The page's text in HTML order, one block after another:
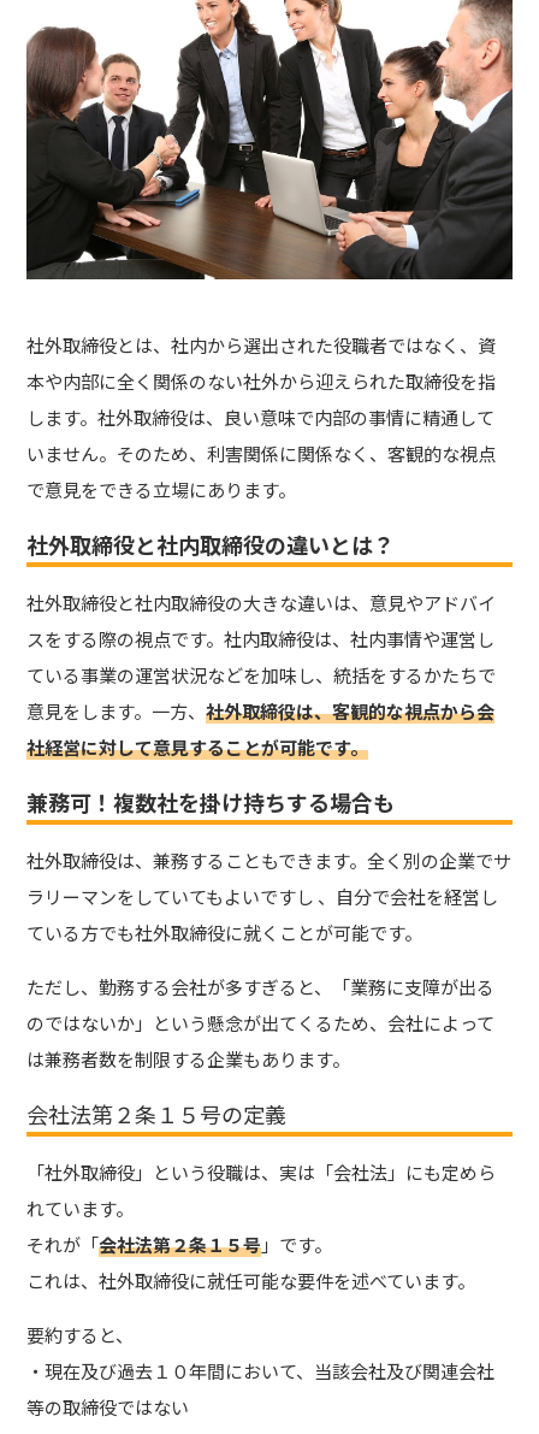
社外取締役とは、社内から選出された役職者ではなく、資
本や内部に全く関係のない社外から迎えられた取締役を指
します。社外取締役は、良い意味で内部の事情に精通して
いません。 そのため、利害関係に関係なく、客観的な視点
で意見をできる立場にあります。
社外取締役と社内取締役の違いとは？
社外取締役と社内取締役の大きな違いは、意見やアドバイ
スをする際の視点です。社内取締役は、社内事情や運営し
ている事業の運営状況などを加味し、統括をするかたちで
意見をします。 一方、社外取締役は、客観的な視点から会
社経営に対して意見することが可能です。
兼務可！複数社を掛け持ちする場合も
社外取締役は、兼務することもできます。全く別の企業でサ
ラリーマンをしていてもよいですし 、自分で会社を経営し
ている方でも社外取締役に就くことが可能です。
ただし、勤務する会社が多すぎると、「業務に支障が出る
のではないか」という懸念が出てくるため、会社によって
は兼務者数を制限する企業もあります。
会社法第２条１５号の定義
「社外取締役」という役職は、実は「会社法」にも定めら
れています。
それが「会社法第２条１５号」です。
これは、社外取締役に就任可能な要件を述べています。
要約すると、
・現在及び過去１０年間において、当該会社及び関連会社
等の取締役ではない